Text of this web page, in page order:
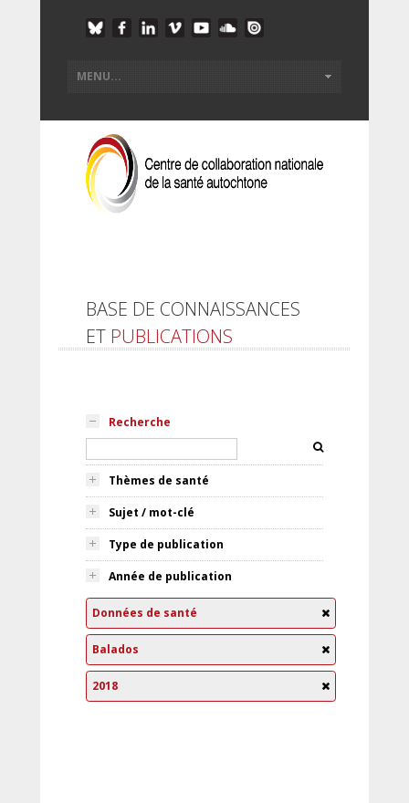
BASE DE CONNAISSANCES
ET PUBLICATIONS
Recherche
Thèmes de santé
Sujet / mot-clé
Type de publication
Année de publication
Données de santé
Balados
2018